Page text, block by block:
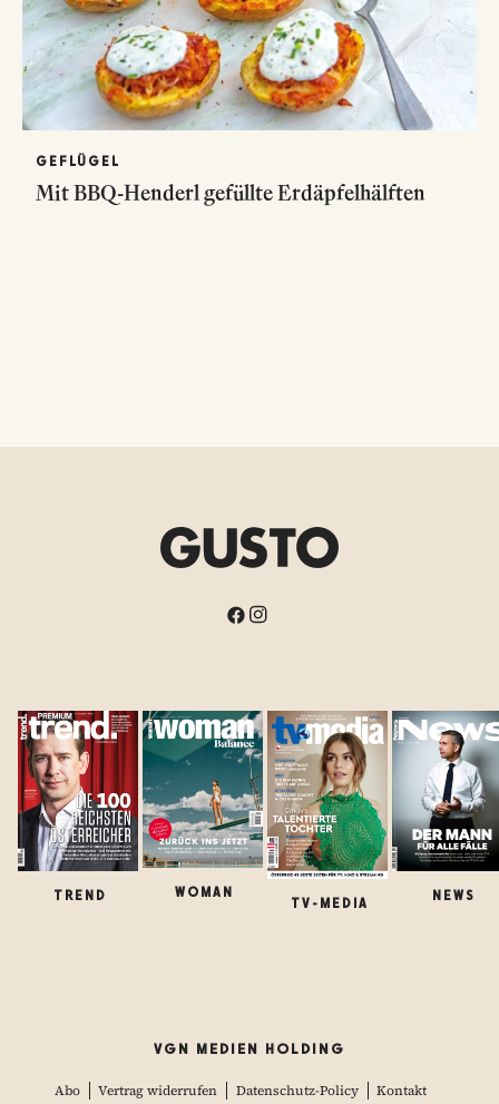
GEFLÜGEL
Mit BBQ-Henderl gefüllte Erdäpfelhälften
TREND WOMAN
TV-MEDIA
NEWS
VGN MEDIEN HOLDING
Abo Vertrag widerrufen Datenschutz-Policy Kontakt